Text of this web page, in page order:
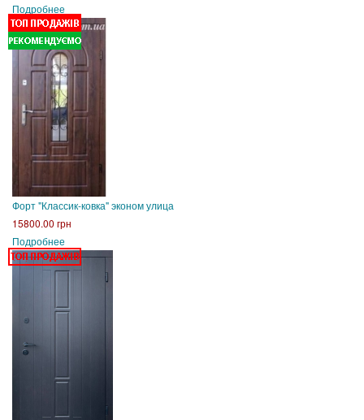
Подробнее
Форт "Классик-ковка" эконом улица
15800.00 грн
Подробнее